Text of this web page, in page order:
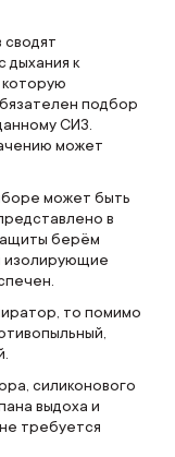
дыхания к
которую
подбор
СИЗ.
может
может быть
в
берём
изолирующие
то помимо
силиконового
выдоха и
требуется